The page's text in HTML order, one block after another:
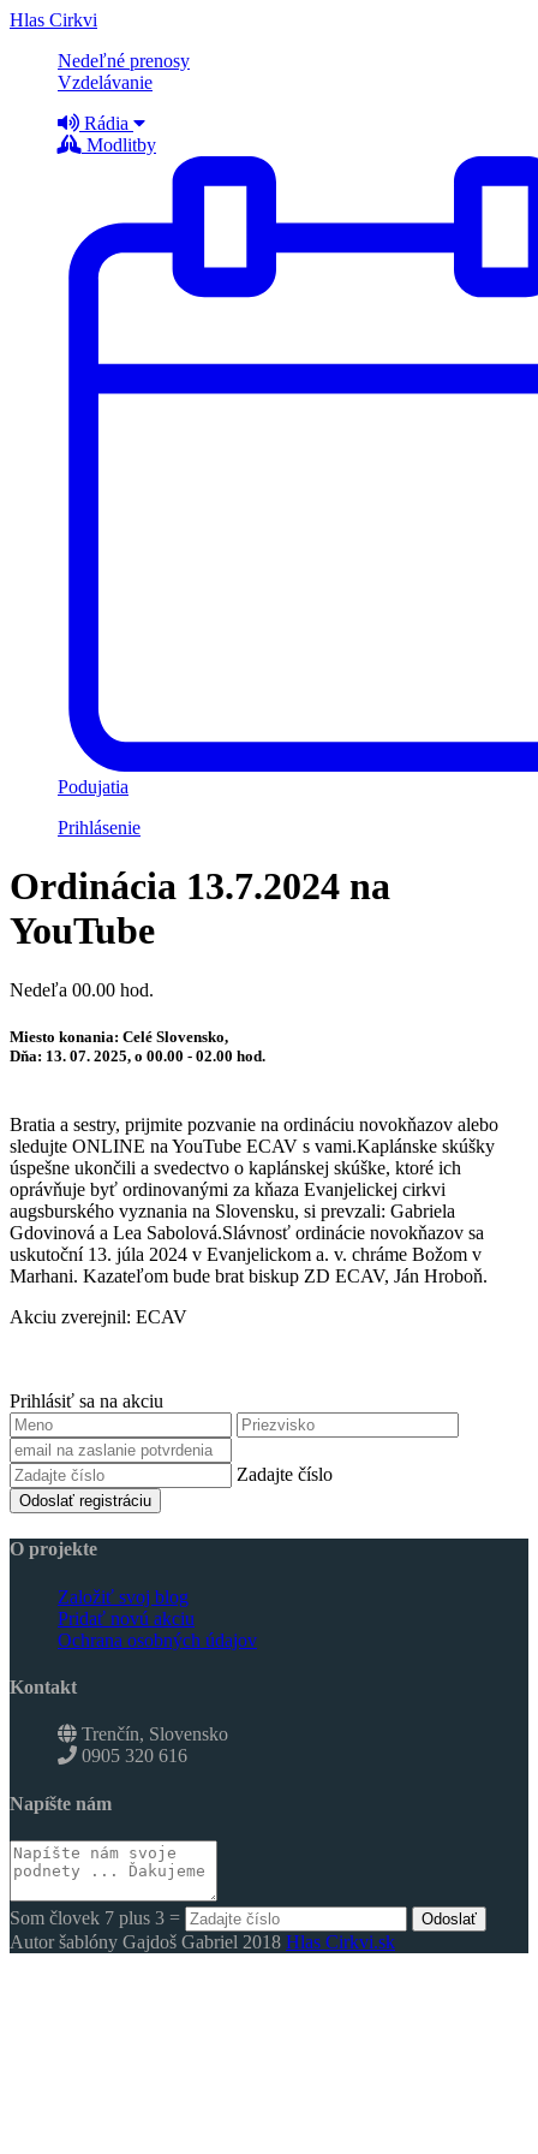
Hlas Cirkvi
Nedeľné prenosy
Vzdelávanie
Rádia
Modlitby
Podujatia
Prihlásenie
Ordinácia 13.7.2024 na
YouTube
Nedeľa 00.00 hod.
Miesto konania: Celé Slovensko,
Dňa: 13. 07. 2025, o 00.00 - 02.00 hod.
Bratia a sestry, prijmite pozvanie na ordináciu novokňazov alebo
sledujte ONLINE na YouTube ECAV s vami.Kaplánske skúšky
úspešne ukončili a svedectvo o kaplánskej skúške, ktoré ich
oprávňuje byť ordinovanými za kňaza Evanjelickej cirkvi
augsburského vyznania na Slovensku, si prevzali: Gabriela
Gdovinová a Lea Sabolová.Slávnosť ordinácie novokňazov sa
uskutoční 13. júla 2024 v Evanjelickom a. v. chráme Božom v
Marhani. Kazateľom bude brat biskup ZD ECAV, Ján Hroboň.
Akciu zverejnil: ECAV
Prihlásiť sa na akciu
Zadajte číslo
Odoslať registráciu
O projekte
Založiť svoj blog
Pridať novú akciu
Ochrana osobných údajov
Kontakt
Trenčín, Slovensko
0905 320 616
Napíšte nám
Som človek 7 plus 3 = Odoslať
Autor šablóny Gajdoš Gabriel 2018 Hlas Cirkvi.sk